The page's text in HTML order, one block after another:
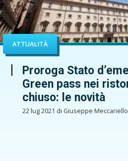
ATTUALITÀ
Proroga Stato
Green pass nei
chiuso: le novità
22 lug 2021 di Giuseppe Meccariello